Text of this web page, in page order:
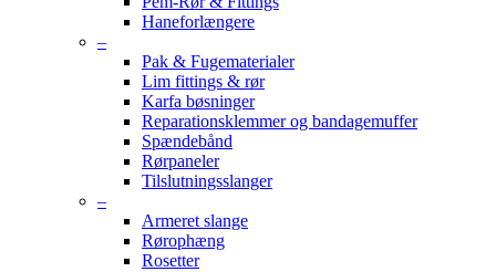
Haneforlængere
–
Pak & Fugematerialer
Lim fittings & rør
Karfa bøsninger
Reparationsklemmer og bandagemuffer
Spændebånd
Rørpaneler
Tilslutningsslanger
–
Armeret slange
Rørophæng
Rosetter